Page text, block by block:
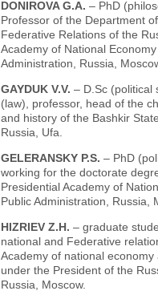
DONIROVA G.A. – PhD
Professor of the Department
Federative Relations of the
Academy of National
Administration, Russia,
GAYDUK V.V. – D.Sc (political
(law), professor, head of the
and history of the Bashkir
Russia, Ufa.
GELERANSKY P.S. – PhD
working for the doctorate
Presidential Academy of
Public Administration, Russia,
HIZRIEV Z.H. – graduate
national and Federative
Academy of national economy
under the President of the
Russia, Moscow.